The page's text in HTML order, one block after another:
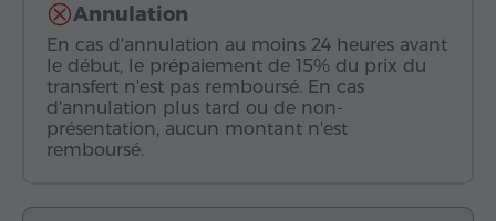
Annulation
En cas d'annulation au moins 24 heures avant
le début, le prépaiement de 15% du prix du
transfert n'est pas remboursé. En cas
d'annulation plus tard ou de non-
présentation, aucun montant n'est
remboursé.